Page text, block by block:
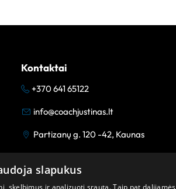
Kontaktai
+370 641 65122
info@coachjustinas.lt
Partizanų g. 120 -42, Kaunas
slapukus
skelbimus ir analizuoti srautą. Taip pat dalijamės